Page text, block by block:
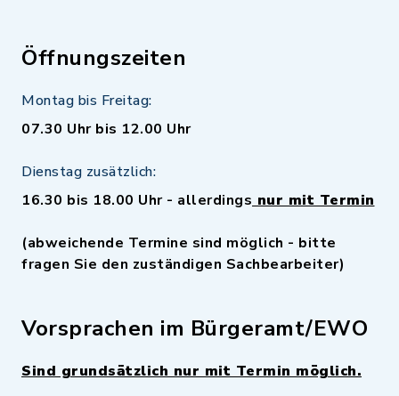
Öffnungszeiten
Montag bis Freitag:
07.30 Uhr bis 12.00 Uhr
Dienstag zusätzlich:
16.30 bis 18.00 Uhr - allerdings nur mit Termin
(abweichende Termine sind möglich - bitte
fragen Sie den zuständigen Sachbearbeiter)
Vorsprachen im Bürgeramt/EWO
Sind grundsätzlich nur mit Termin möglich.